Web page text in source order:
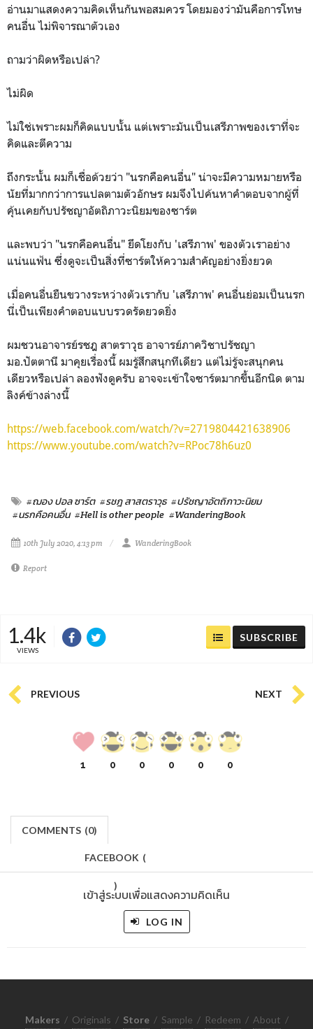
อ่านมาแสดงความคิดเห็นกันพอสมควร โดยมองว่ามันคือการโทษ
คนอื่น ไม่พิจารณาตัวเอง
ถามว่าผิดหรือเปล่า?
ไม่ผิด
ไม่ใช่เพราะผมก็คิดแบบนั้น แต่เพราะมันเป็นเสรีภาพของเราที่จะ
คิดและตีความ
ถึงกระนั้น ผมก็เชื่อด้วยว่า "นรกคือคนอื่น" น่าจะมีความหมายหรือ
นัยที่มากกว่าการแปลตามตัวอักษร ผมจึงไปค้นหาคำตอบจากผู้ที่
คุ้นเคยกับปรัชญาอัตถิภาวะนิยมของซาร์ต
และพบว่า "นรกคือคนอื่น" ยึดโยงกับ 'เสรีภาพ' ของตัวเราอย่าง
แน่นแฟ้น ซึ่งดูจะเป็นสิ่งที่ซาร์ตให้ความสำคัญอย่างยิ่งยวด
เมื่อคนอื่นยืนขวางระหว่างตัวเรากับ 'เสรีภาพ' คนอื่นย่อมเป็นนรก
นี่เป็นเพียงคำตอบแบบรวดรัดยวดยิ่ง
ผมชวนอาจารย์รชฎ สาตราวุธ อาจารย์ภาควิชาปรัชญา
มอ.ปัตตานี มาคุยเรื่องนี้ ผมรู้สึกสนุกทีเดียว แต่ไม่รู้จะสนุกคน
เดียวหรือเปล่า ลองฟังดูครับ อาจจะเข้าใจซาร์ตมากขึ้นอีกนิด ตาม
ลิงค์ข้างล่างนี้
https://web.facebook.com/watch/?v=2719804421638906
https://www.youtube.com/watch?v=RPoc78h6uz0
#ฌอง ปอล ซาร์ต #รชฎ สาสตราวุธ #ปรัชญาอัตถิภาวะนิยม
#นรกคือคนอื่น #Hell is other people #WanderingBook
10th July 2020, 4:13 pm WanderingBook
Report
1.4k
VIEWS
SUBSCRIBE
PREVIOUS NEXT
1 0 0 0 0 0
COMMENTS (0)
FACEBOOK (
)
เข้าสู่ระบบเพื่อแสดงความคิดเห็น
LOG IN
Makers / Originals / Store / Sample / Redeem / About /